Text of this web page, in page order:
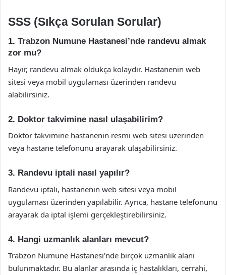
SSS (Sıkça Sorulan Sorular)
1. Trabzon Numune Hastanesi’nde randevu almak
zor mu?
Hayır, randevu almak oldukça kolaydır. Hastanenin web
sitesi veya mobil uygulaması üzerinden randevu
alabilirsiniz.
2. Doktor takvimine nasıl ulaşabilirim?
Doktor takvimine hastanenin resmi web sitesi üzerinden
veya hastane telefonunu arayarak ulaşabilirsiniz.
3. Randevu iptali nasıl yapılır?
Randevu iptali, hastanenin web sitesi veya mobil
uygulaması üzerinden yapılabilir. Ayrıca, hastane telefonunu
arayarak da iptal işlemi gerçekleştirebilirsiniz.
4. Hangi uzmanlık alanları mevcut?
Trabzon Numune Hastanesi’nde birçok uzmanlık alanı
bulunmaktadır. Bu alanlar arasında iç hastalıkları, cerrahi,